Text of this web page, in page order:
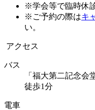
※学会等で臨時休
※ご予約の際はキ
い。
アクセス
バス
「福大第二記念会
徒歩1分
電車